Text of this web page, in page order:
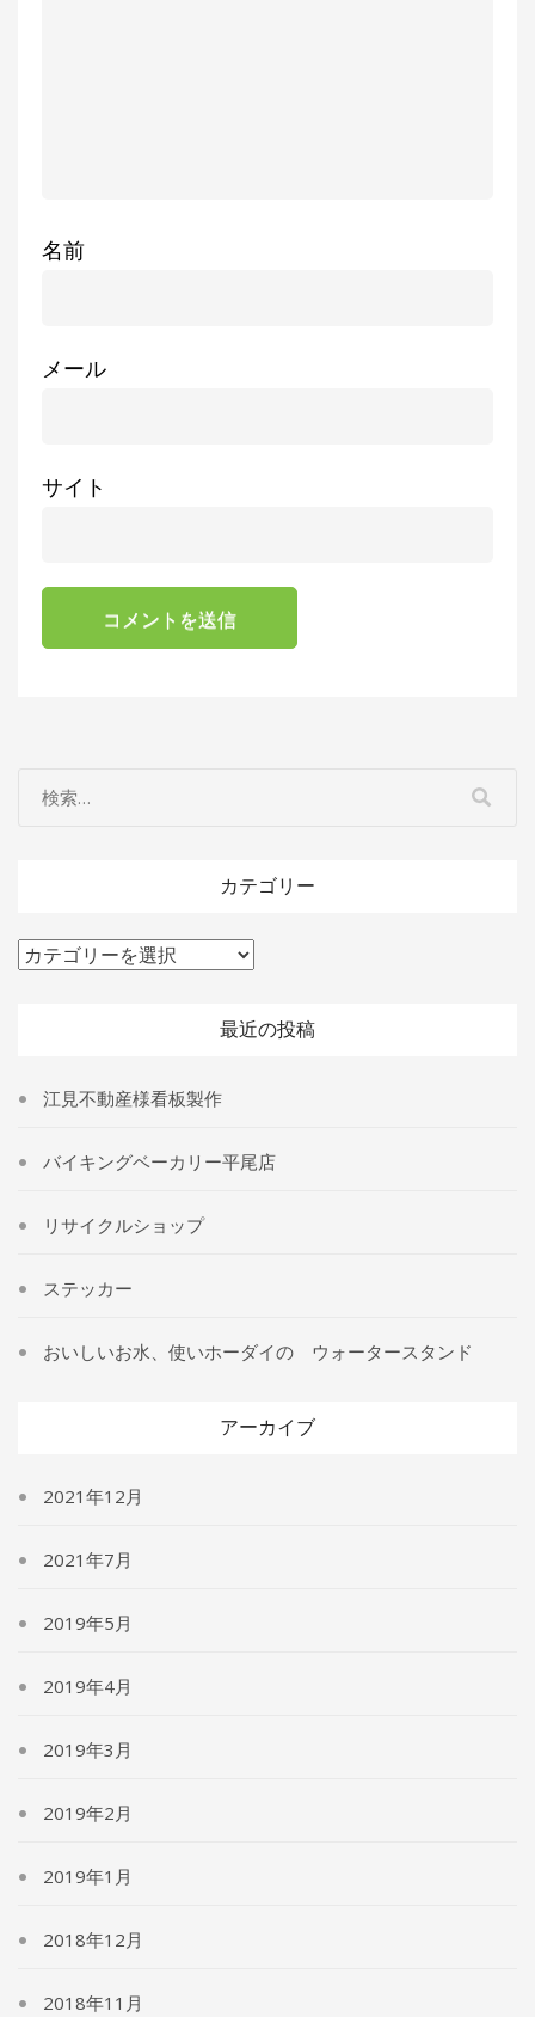
名前
メール
サイト
カテゴリー
カ
最近の投稿
江見不動産様看板製作
バイキングベーカリー平尾店
リサイクルショップ
ステッカー
おいしいお水、使いホーダイの ウォータースタンド
アーカイブ
2021年12月
2021年7月
2019年5月
2019年4月
2019年3月
2019年2月
2019年1月
2018年12月
2018年11月